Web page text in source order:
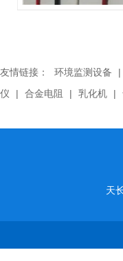
友情链接： 环境监测设备 |
仪 | 合金电阻 | 乳化机 |
天